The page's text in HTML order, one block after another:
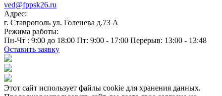
ved@fppsk26.ru
Адрес:
г. Ставрополь ул. Голенева д.73 A
Режима работы:
Пн-Чт : 9:00 до 18:00 Пт: 9:00 - 17:00 Перерыв: 13:00 - 13:48
Оставить заявку
Этот сайт использует файлы cookie для хранения данных.